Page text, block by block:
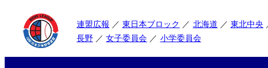
連盟広報 東日本ブロック 北海道 東北中央
長野
女子委員会 小学委員会